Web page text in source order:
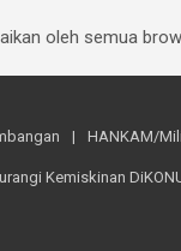
oleh semua
HANKAM/
Kemiskinan